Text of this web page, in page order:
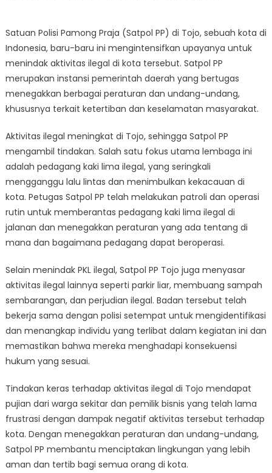
Tojo
Menindak
Aktivitas
Ilegal
di
Kota
Satuan Polisi Pamong Praja (Satpol PP) di Tojo, sebuah kota di
Indonesia, baru-baru ini mengintensifkan upayanya untuk
menindak aktivitas ilegal di kota tersebut. Satpol PP
merupakan instansi pemerintah daerah yang bertugas
menegakkan berbagai peraturan dan undang-undang,
khususnya terkait ketertiban dan keselamatan masyarakat.
Aktivitas ilegal meningkat di Tojo, sehingga Satpol PP
mengambil tindakan. Salah satu fokus utama lembaga ini
adalah pedagang kaki lima ilegal, yang seringkali
mengganggu lalu lintas dan menimbulkan kekacauan di
kota. Petugas Satpol PP telah melakukan patroli dan operasi
rutin untuk memberantas pedagang kaki lima ilegal di
jalanan dan menegakkan peraturan yang ada tentang di
mana dan bagaimana pedagang dapat beroperasi.
Selain menindak PKL ilegal, Satpol PP Tojo juga menyasar
aktivitas ilegal lainnya seperti parkir liar, membuang sampah
sembarangan, dan perjudian ilegal. Badan tersebut telah
bekerja sama dengan polisi setempat untuk mengidentifikasi
dan menangkap individu yang terlibat dalam kegiatan ini dan
memastikan bahwa mereka menghadapi konsekuensi
hukum yang sesuai.
Tindakan keras terhadap aktivitas ilegal di Tojo mendapat
pujian dari warga sekitar dan pemilik bisnis yang telah lama
frustrasi dengan dampak negatif aktivitas tersebut terhadap
kota. Dengan menegakkan peraturan dan undang-undang,
Satpol PP membantu menciptakan lingkungan yang lebih
aman dan tertib bagi semua orang di kota.